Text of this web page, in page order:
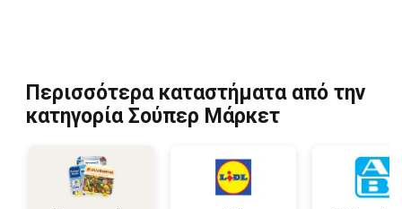
Περισσότερα καταστήματα από την
κατηγορία Σούπερ Μάρκετ